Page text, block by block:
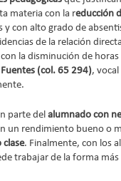
materia con la reducción
y con alto grado de
de la relación
la disminución de
(col. 65 294),
parte del alumnado con
un rendimiento bueno o
clase. Finalmente, con los
trabajar de la forma